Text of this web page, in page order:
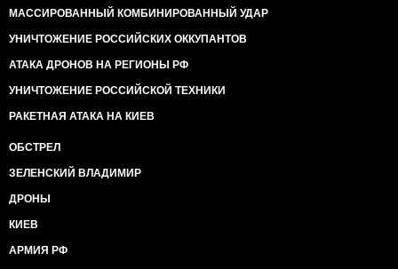
МАССИРОВАННЫЙ КОМБИНИРОВАННЫЙ УДАР
УНИЧТОЖЕНИЕ РОССИЙСКИХ ОККУПАНТОВ
АТАКА ДРОНОВ НА РЕГИОНЫ РФ
УНИЧТОЖЕНИЕ РОССИЙСКОЙ ТЕХНИКИ
РАКЕТНАЯ АТАКА НА КИЕВ
ОБСТРЕЛ
ЗЕЛЕНСКИЙ ВЛАДИМИР
ДРОНЫ
КИЕВ
АРМИЯ РФ